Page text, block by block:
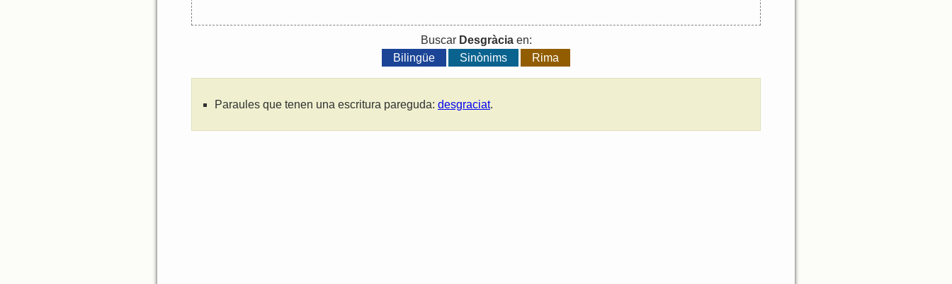
Buscar Desgràciaen:
Bilingüe
Sinònims Rima
Paraules que tenen una escritura pareguda: desgraciat.